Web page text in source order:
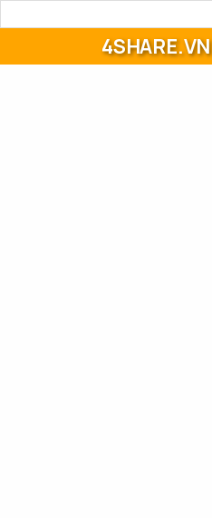
4SHARE.VN